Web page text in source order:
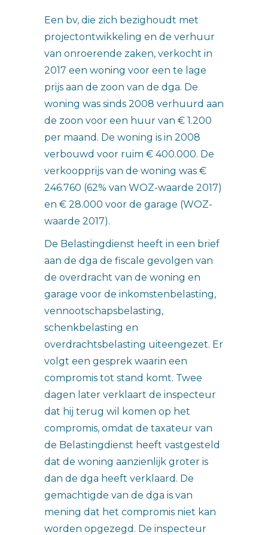
Een bv, die zich bezighoudt met
projectontwikkeling en de verhuur
van onroerende zaken, verkocht in
2017 een woning voor een te lage
prijs aan de zoon van de dga. De
woning was sinds 2008 verhuurd aan
de zoon voor een huur van € 1.200
per maand. De woning is in 2008
verbouwd voor ruim € 400.000. De
verkoopprijs van de woning was €
246.760 (62% van WOZ-waarde 2017)
en € 28.000 voor de garage (WOZ-
waarde 2017).
De Belastingdienst heeft in een brief
aan de dga de fiscale gevolgen van
de overdracht van de woning en
garage voor de inkomstenbelasting,
vennootschapsbelasting,
schenkbelasting en
overdrachtsbelasting uiteengezet. Er
volgt een gesprek waarin een
compromis tot stand komt. Twee
dagen later verklaart de inspecteur
dat hij terug wil komen op het
compromis, omdat de taxateur van
de Belastingdienst heeft vastgesteld
dat de woning aanzienlijk groter is
dan de dga heeft verklaard. De
gemachtigde van de dga is van
mening dat het compromis niet kan
worden opgezegd. De inspecteur